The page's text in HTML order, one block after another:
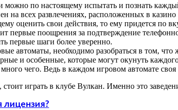
можно по настоящему испытать и познать
на всех развлечениях, расположенных в
оценить свои действия, то ему придется по
первые поощрения за подтверждение
первые шаги более уверенно.
автоматы, необходимо разобраться в том,
и особенные, которые могут окунуть
чего. Ведь в каждом игровом автомате
играть в клубе Вулкан. Именно это
лицензия?